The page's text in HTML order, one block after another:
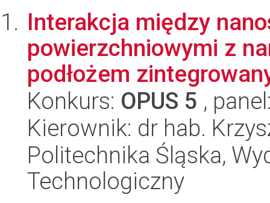
Interakcja między
powierzchniowymi z
podłożem
Konkurs: OPUS 5 ,
Kierownik: dr hab.
Politechnika Śląska,
Technologiczny